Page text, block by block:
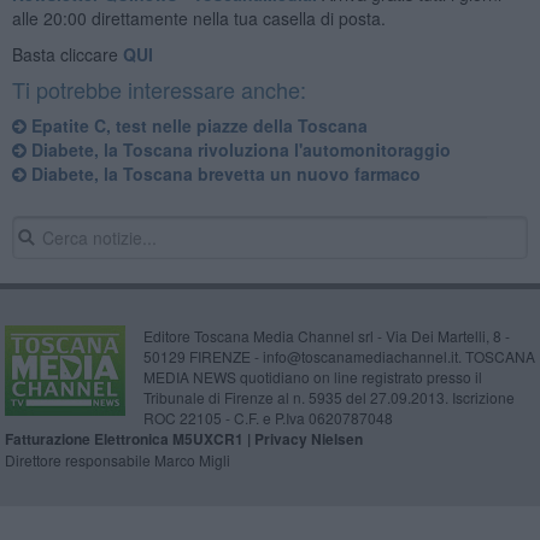
alle 20:00 direttamente nella tua casella di posta.
Basta cliccare QUI
Ti potrebbe interessare anche:
Epatite C, test nelle piazze della Toscana
Diabete, la Toscana rivoluziona l'automonitoraggio
Diabete, la Toscana brevetta un nuovo farmaco
Editore Toscana Media Channel srl - Via Dei Martelli, 8 -
50129 FIRENZE - info@toscanamediachannel.it. TOSCANA
MEDIA NEWS quotidiano on line registrato presso il
Tribunale di Firenze al n. 5935 del 27.09.2013. Iscrizione
ROC 22105 - C.F. e P.Iva 0620787048
Fatturazione Elettronica M5UXCR1 | Privacy Nielsen
Direttore responsabile Marco Migli